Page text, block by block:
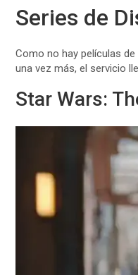
Series de
Como no hay películas
una vez más, el servicio
Star Wars: